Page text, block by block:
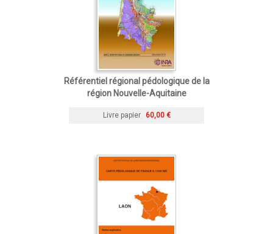
Référentiel régional pédologique de la
région Nouvelle-Aquitaine
Livre papier 60,00 €